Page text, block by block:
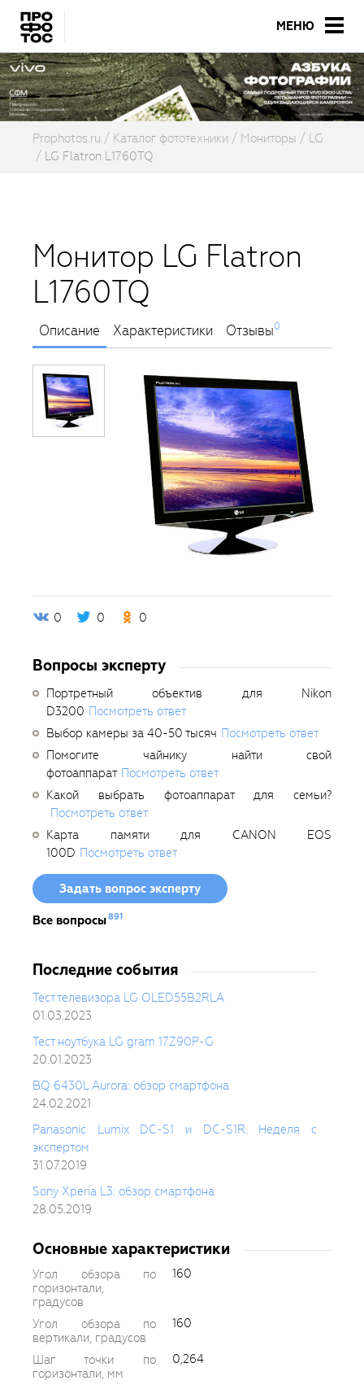
МЕНЮ
Prophotos.ru Каталог фототехники Мониторы
LG
LG Flatron L1760TQ
Монитор LG Flatron
L1760TQ
Описание Характеристики Отзывы0
0 0 0
Вопросы эксперту
Портретный объектив для Nikon
D3200 Посмотреть ответ
Выбор камеры за 40-50 тысяч Посмотреть ответ
Помогите чайнику найти свой
фотоаппарат Посмотреть ответ
Какой выбрать фотоаппарат для семьи?
Посмотреть ответ
Карта памяти для CANON EOS
100D Посмотреть ответ
Задать вопрос эксперту
Все вопросы891
Последние события
Тест телевизора LG OLED55B2RLA
01.03.2023
Тест ноутбука LG gram 17Z90P-G
20.01.2023
BQ 6430L Aurora: обзор смартфона
24.02.2021
Panasonic Lumix DC-S1 и DC-S1R. Неделя с
экспертом
31.07.2019
Sony Xperia L3: обзор смартфона
28.05.2019
Основные характеристики
Угол обзора по
горизонтали,
градусов
160
Угол обзора по
вертикали, градусов
160
Шаг точки по
горизонтали, мм
0,264